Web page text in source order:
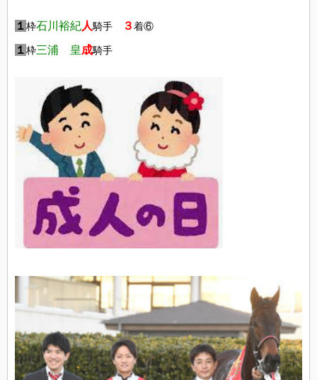
１枠石川裕紀人騎手 ３着⑥
１枠三浦 皇成騎手